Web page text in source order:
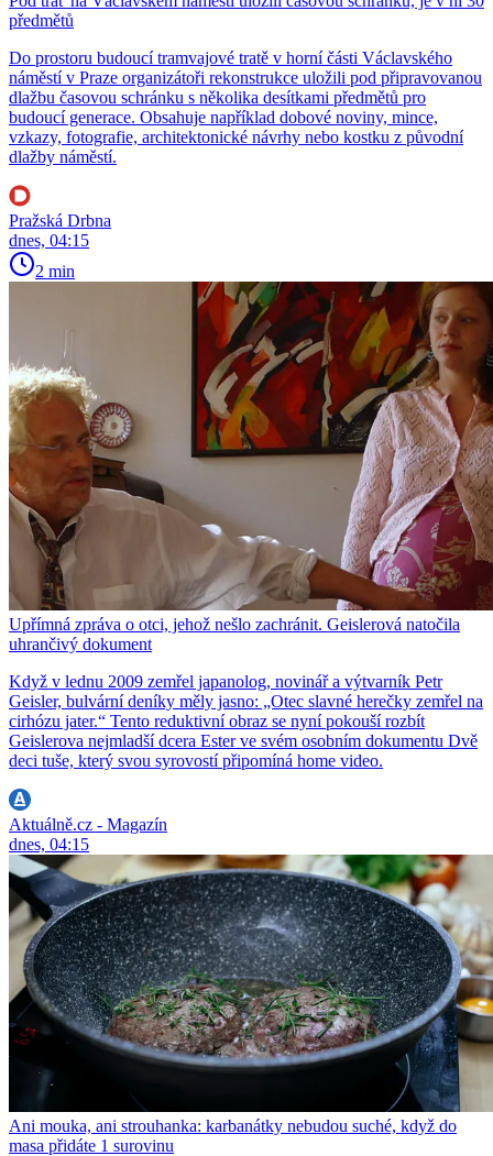
předmětů
Do prostoru budoucí tramvajové tratě v horní části Václavského
náměstí v Praze organizátoři rekonstrukce uložili pod připravovanou
dlažbu časovou schránku s několika desítkami předmětů pro
budoucí generace. Obsahuje například dobové noviny, mince,
vzkazy, fotografie, architektonické návrhy nebo kostku z původní
dlažby náměstí.
Pražská Drbna
dnes, 04:15
2 min
Upřímná zpráva o otci, jehož nešlo zachránit. Geislerová natočila
uhrančivý dokument
Když v lednu 2009 zemřel japanolog, novinář a výtvarník Petr
Geisler, bulvární deníky měly jasno: „Otec slavné herečky zemřel na
cirhózu jater.“ Tento reduktivní obraz se nyní pokouší rozbít
Geislerova nejmladší dcera Ester ve svém osobním dokumentu Dvě
deci tuše, který svou syrovostí připomíná home video.
Aktuálně.cz - Magazín
dnes, 04:15
Ani mouka, ani strouhanka: karbanátky nebudou suché, když do
masa přidáte 1 surovinu